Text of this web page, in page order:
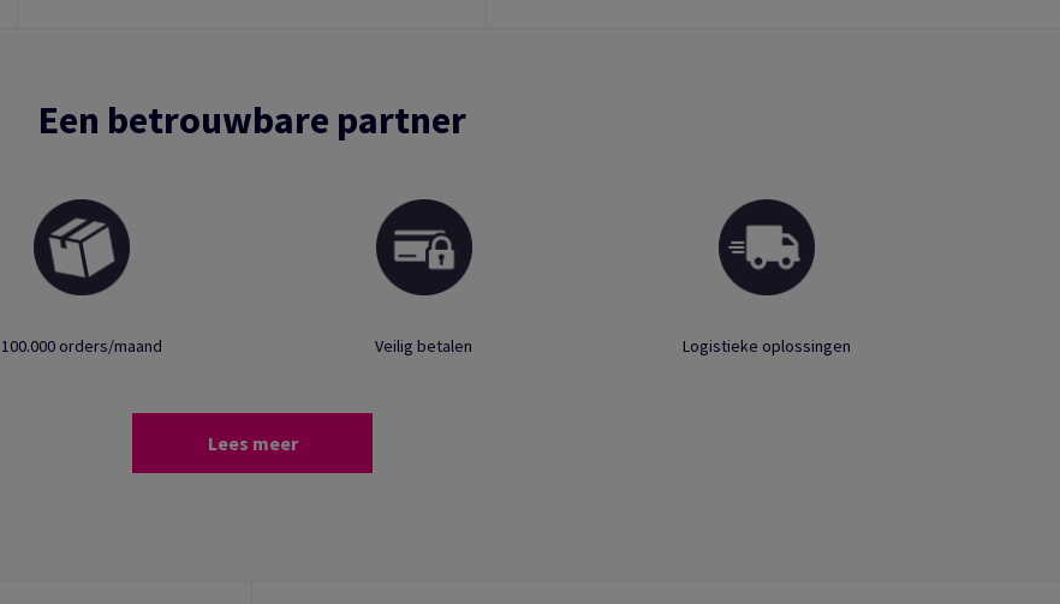
Een betrouwbare partner
100.000 orders/maand Veilig betalen Logistieke oplossingen
Lees meer